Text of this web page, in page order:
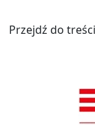
Przejdź do